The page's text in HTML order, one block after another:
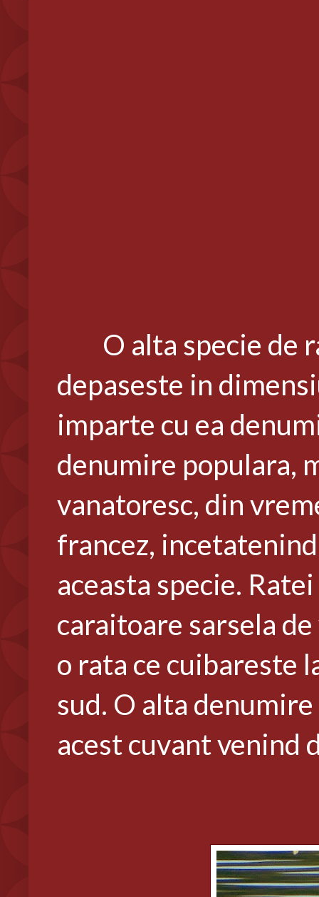
O alta specie de
depaseste in
imparte cu ea
denumire populara,
vanatoresc, din
francez,
aceasta specie.
caraitoare sarsela
o rata ce cuibareste
sud. O alta
acest cuvant venind